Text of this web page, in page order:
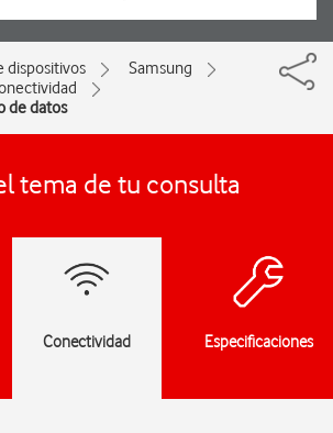
dispositivos
Samsung
de datos
tema de tu consulta
Conectividad Especificaciones